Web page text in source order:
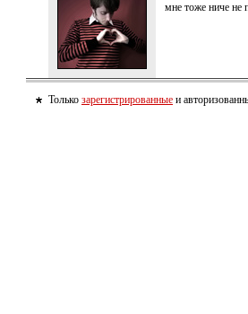
мне тоже ниче не
Только зарегистрированные и